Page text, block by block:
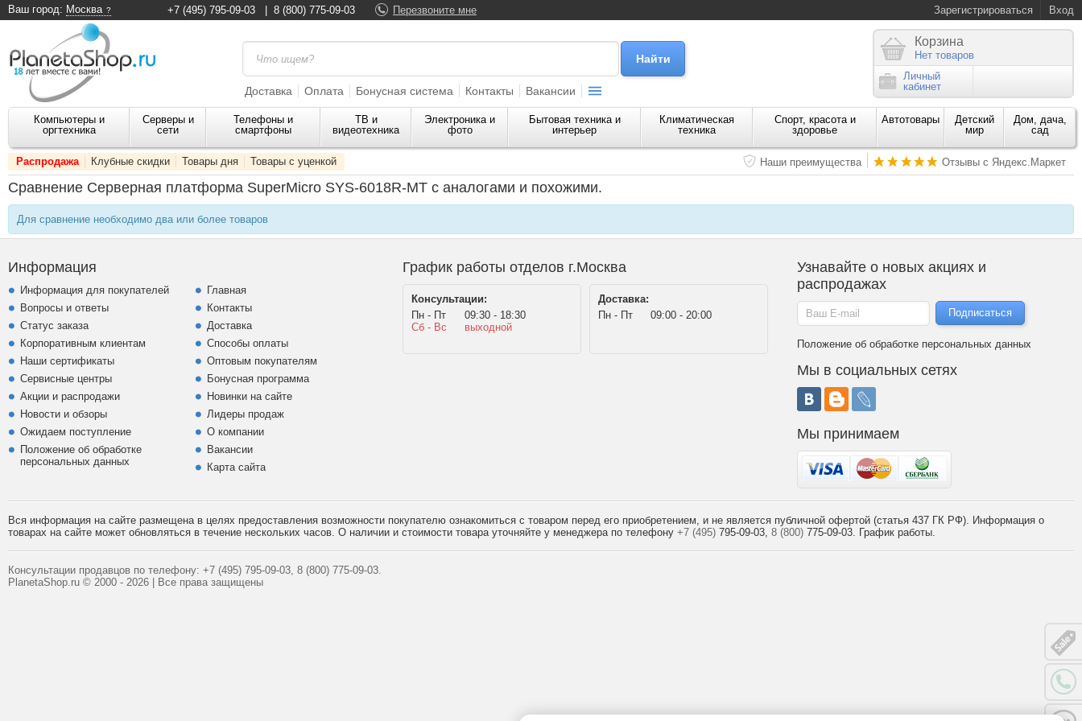
Ваш город: Москва Зарегистрироваться Вход
+7 (495) 795-09-03 8 (800) 775-09-03 Перезвоните мне
Доставка Оплата Бонусная система Контакты Вакансии
Корзина
Нет товаров
Личный
кабинет
Компьютеры и
оргтехника
Серверы и
сети
Телефоны и
смартфоны
ТВ и
видеотехника
Электроника и
фото
Бытовая техника и
интерьер
Климатическая
техника
Спорт, красота и
здоровье
Автотовары
Детский
мир
Дом, дача,
сад
Распродажа Клубные скидки Товары дня Товары с уценкой Наши преимущества Отзывы с Яндекс.Маркет
Сравнение Серверная платформа SuperMicro SYS-6018R-MT с аналогами и похожими.
Для сравнение необходимо два или более товаров
Информация
Информация для покупателей
Вопросы и ответы
Статус заказа
Корпоративным клиентам
Наши сертификаты
Сервисные центры
Акции и распродажи
Новости и обзоры
Ожидаем поступление
Положение об обработке
персональных данных
Главная
Контакты
Доставка
Способы оплаты
Оптовым покупателям
Бонусная программа
Новинки на сайте
Лидеры продаж
О компании
Вакансии
Карта сайта
График работы отделов г.Москва
Консультации:
Пн - Пт
09:30 - 18:30
Сб - Вс
выходной
Доставка:
Пн - Пт
09:00 - 20:00
Узнавайте о новых акциях и
распродажах
Положение об обработке персональных данных
Мы в социальных сетях
Мы принимаем
Вся информация на сайте размещена в целях предоставления возможности покупателю ознакомиться с товаром перед его приобретением, и не является публичной офертой (статья 437 ГК РФ). Информация о
товарах на сайте может обновляться в течение нескольких часов. О наличии и стоимости товара уточняйте у менеджера по телефону +7 (495) 795-09-03, 8 (800) 775-09-03. График работы.
Консультации продавцов по телефону: +7 (495) 795-09-03, 8 (800) 775-09-03.
PlanetaShop.ru © 2000 - 2026 | Все права защищены